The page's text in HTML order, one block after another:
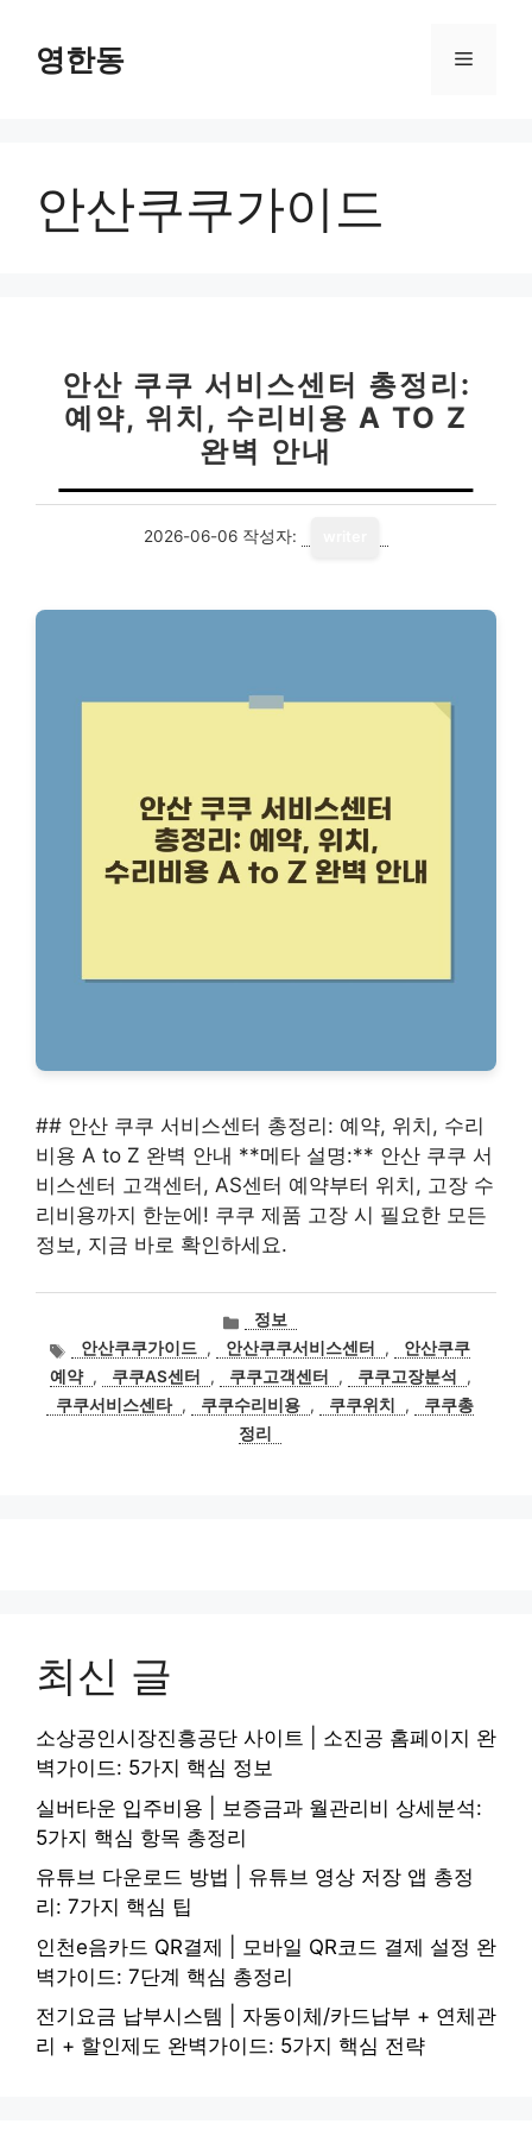
영한동 메
안산쿠쿠가이드
안산 쿠쿠 서비스센터 총정리:
예약, 위치, 수리비용 A TO Z
완벽 안내
2026-06-06 작성자:
## 안산 쿠쿠 서비스센터 총정리: 예약, 위치, 수리
비용 A to Z 완벽 안내 **메타 설명:** 안산 쿠쿠 서
비스센터 고객센터, AS센터 예약부터 위치, 고장 수
리비용까지 한눈에! 쿠쿠 제품 고장 시 필요한 모든
정보, 지금 바로 확인하세요.
카
테
고
리
정보
태
그
안산쿠쿠가이드 , 안산쿠쿠서비스센터 ,
안산쿠쿠
예약 , 쿠쿠AS센터 , 쿠쿠고객센터 , 쿠쿠고장분석
,
쿠쿠서비스센타 , 쿠쿠수리비용 , 쿠쿠위치 ,
쿠쿠총
정리
최신 글
소상공인시장진흥공단 사이트 | 소진공 홈페이지 완
벽가이드: 5가지 핵심 정보
실버타운 입주비용 | 보증금과 월관리비 상세분석:
5가지 핵심 항목 총정리
유튜브 다운로드 방법 | 유튜브 영상 저장 앱 총정
리: 7가지 핵심 팁
인천e음카드 QR결제 | 모바일 QR코드 결제 설정 완
벽가이드: 7단계 핵심 총정리
전기요금 납부시스템 | 자동이체/카드납부 + 연체관
리 + 할인제도 완벽가이드: 5가지 핵심 전략